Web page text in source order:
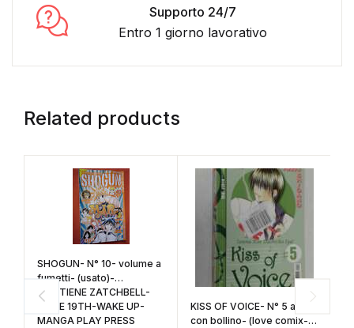
Supporto 24/7
Entro 1 giorno lavorativo
Related products
SHOGUN- N° 10- volume a
fumetti- (usato)-
CONTIENE ZATCHBELL-
ALICE 19TH-WAKE UP-
MANGA PLAY PRESS
KISS OF VOICE- N° 5 a-
con bollino- (love comix-